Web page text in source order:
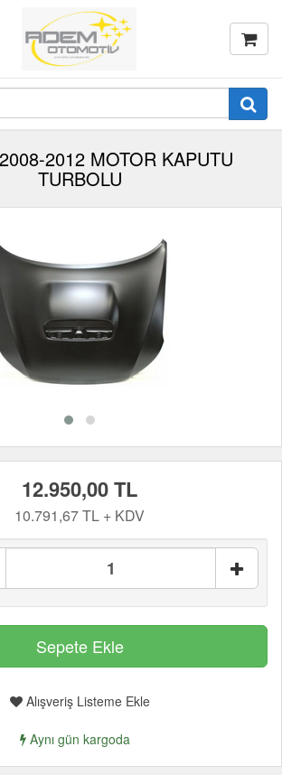
2012 MOTOR KAPUTU
TURBOLU
12.950,00 TL
10.791,67 TL + KDV
Alışveriş Listeme Ekle
Aynı gün kargoda